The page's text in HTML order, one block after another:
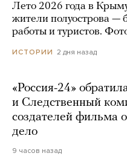
Лето 2026 года в
жители полуострова —
работы и туристов.
ИСТОРИИ 2 дня назад
«Россия-24»
и Следственный
создателей фильма
дело
9 часов назад